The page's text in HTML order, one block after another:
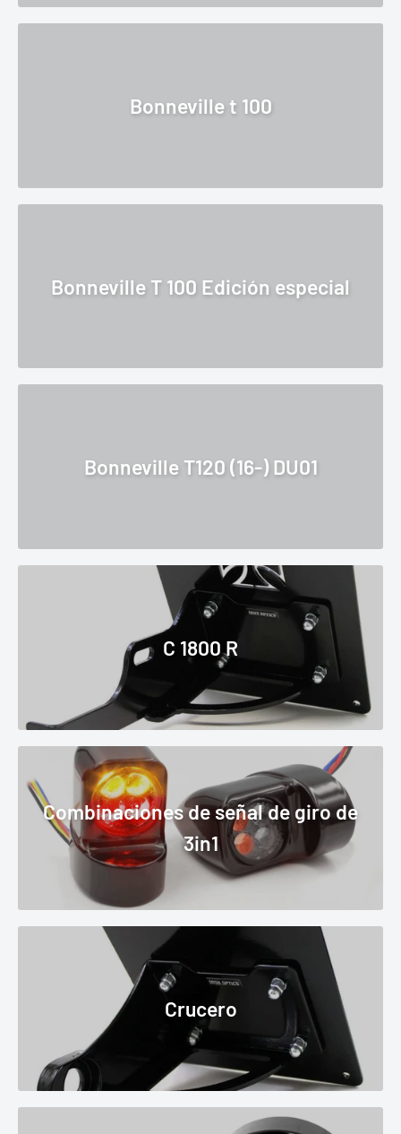
Bonneville t 100
Bonneville T 100 Edición especial
Bonneville T120 (16-) DU01
C 1800 R
Combinaciones de señal de giro de
3in1
Crucero